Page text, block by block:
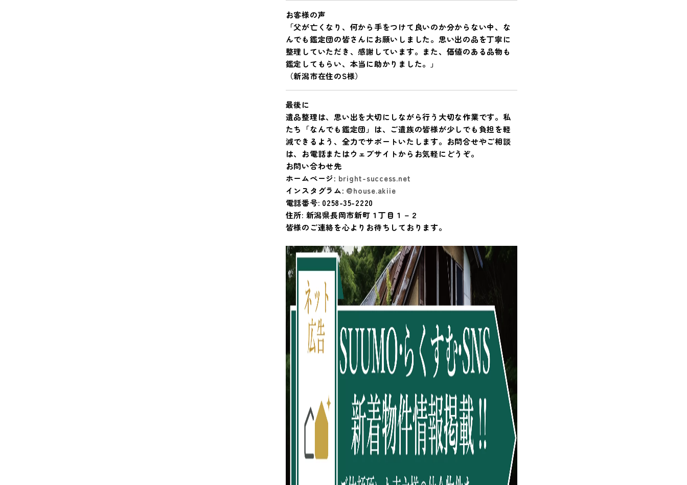
お客様の声
「父が亡くなり、何から手をつけて良いのか分からない中、な
んでも鑑定団の皆さんにお願いしました。思い出の品を丁寧に
整理していただき、感謝しています。また、価値のある品物も
鑑定してもらい、本当に助かりました。」
（新潟市在住のS様）
最後に
遺品整理は、思い出を大切にしながら行う大切な作業です。私
たち「なんでも鑑定団」は、ご遺族の皆様が少しでも負担を軽
減できるよう、全力でサポートいたします。お問合せやご相談
は、お電話またはウェブサイトからお気軽にどうぞ。
お問い合わせ先
ホームページ: bright-success.net
インスタグラム: @house.akiie
電話番号: 0258-35-2220
住所: 新潟県長岡市新町１丁目１－２
皆様のご連絡を心よりお待ちしております。